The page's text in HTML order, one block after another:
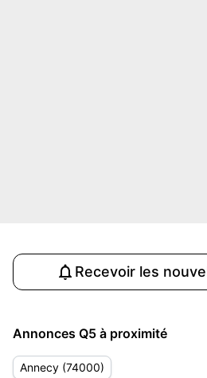
Recevoir les
Annonces Q5 à proximité
Annecy (74000)